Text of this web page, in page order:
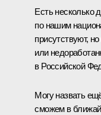
Есть несколько
по нашим
присутствуют,
или
в Российской
Могу назвать
сможем в